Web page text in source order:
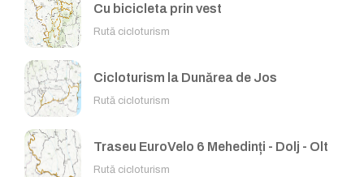
Cu bicicleta prin vest
Rută cicloturism
Cicloturism la Dunărea de Jos
Rută cicloturism
Traseu EuroVelo 6 Mehedinți - Dolj - Olt
Rută cicloturism